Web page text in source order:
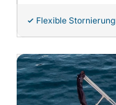
Flexible Stornierung